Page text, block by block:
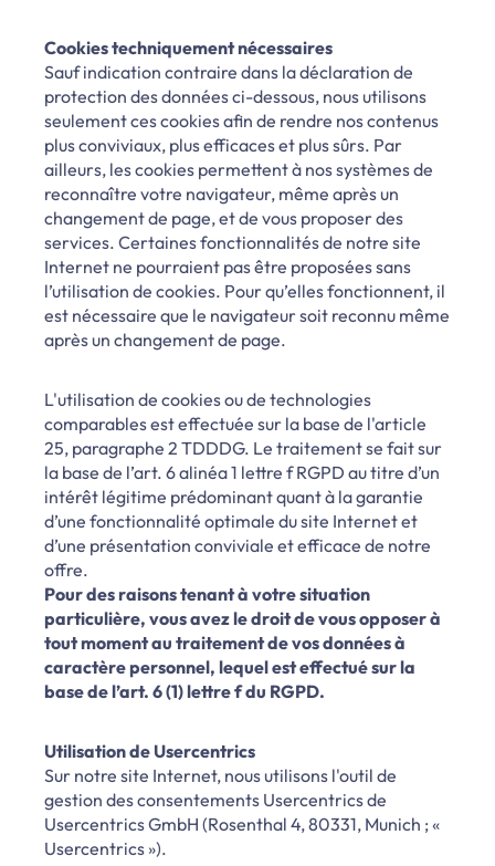
Cookies techniquement nécessaires
Sauf indication contraire dans la déclaration de
protection des données ci-dessous, nous utilisons
seulement ces cookies afin de rendre nos contenus
plus conviviaux, plus efficaces et plus sûrs. Par
ailleurs, les cookies permettent à nos systèmes de
reconnaître votre navigateur, même après un
changement de page, et de vous proposer des
services. Certaines fonctionnalités de notre site
Internet ne pourraient pas être proposées sans
l’utilisation de cookies. Pour qu’elles fonctionnent, il
est nécessaire que le navigateur soit reconnu même
après un changement de page.
L'utilisation de cookies ou de technologies
comparables est effectuée sur la base de l'article
25, paragraphe 2 TDDDG. Le traitement se fait sur
la base de l’art. 6 alinéa 1 lettre f RGPD au titre d’un
intérêt légitime prédominant quant à la garantie
d’une fonctionnalité optimale du site Internet et
d’une présentation conviviale et efficace de notre
offre.
Pour des raisons tenant à votre situation
particulière, vous avez le droit de vous opposer à
tout moment au traitement de vos données à
caractère personnel, lequel est effectué sur la
base de l’art. 6 (1) lettre f du RGPD.
Utilisation de Usercentrics
Sur notre site Internet, nous utilisons l'outil de
gestion des consentements Usercentrics de
Usercentrics GmbH (Rosenthal 4, 80331, Munich ; «
Usercentrics »).